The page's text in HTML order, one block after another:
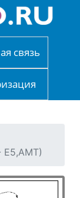
связь
Е5,АМТ)